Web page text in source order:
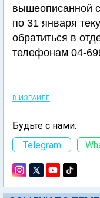
вышеописанной
по 31 января
обратиться в
телефонам 04-
В ИЗРАИЛЕ
Будьте с нами:
Telegram